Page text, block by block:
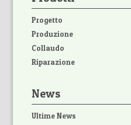
Progetto
Produzione
Collaudo
Riparazione
News
Ultime News